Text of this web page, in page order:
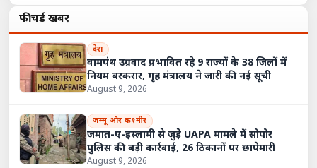
फीचर्ड खबरें
देश
वामपंथ उग्रवाद प्रभावित रहे 9 राज्यों के 38 जिलों में
नियम बरकरार, गृह मंत्रालय ने जारी की नई सूची
August 9, 2026
जम्मू और कश्मीर
जमात-ए-इस्लामी से जुड़े UAPA मामले में सोपोर
पुलिस की बड़ी कार्रवाई, 26 ठिकानों पर छापेमारी
August 9, 2026